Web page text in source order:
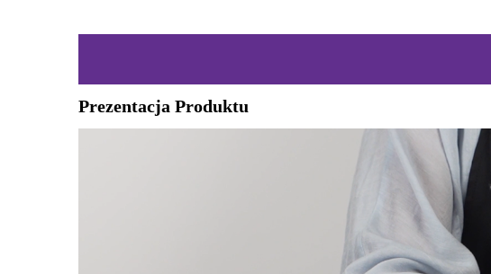
Prezentacja Produktu